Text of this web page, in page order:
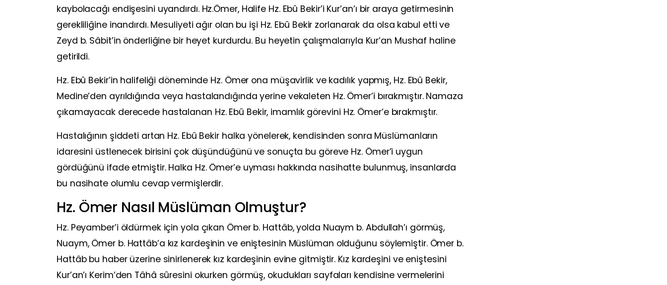
kaybolacağı endişesini uyandırdı. Hz.Ömer, Halife Hz. Ebû Bekir’i Kur’an’ı bir araya getirmesinin
gerekliliğine inandırdı. Mesuliyeti ağır olan bu işi Hz. Ebû Bekir zorlanarak da olsa kabul etti ve
Zeyd b. Sâbit’in önderliğine bir heyet kurdurdu. Bu heyetin çalışmalarıyla Kur’an Mushaf haline
getirildi.
Hz. Ebû Bekir’in halifeliği döneminde Hz. Ömer ona müşavirlik ve kadılık yapmış, Hz. Ebû Bekir,
Medine’den ayrıldığında veya hastalandığında yerine vekaleten Hz. Ömer’i bırakmıştır. Namaza
çıkamayacak derecede hastalanan Hz. Ebû Bekir, imamlık görevini Hz. Ömer’e bırakmıştır.
Hastalığının şiddeti artan Hz. Ebû Bekir halka yönelerek, kendisinden sonra Müslümanların
idaresini üstlenecek birisini çok düşündüğünü ve sonuçta bu göreve Hz. Ömer’i uygun
gördüğünü ifade etmiştir. Halka Hz. Ömer’e uyması hakkında nasihatte bulunmuş, insanlarda
bu nasihate olumlu cevap vermişlerdir.
Hz. Ömer Nasıl Müslüman Olmuştur?
Hz. Peyamber’i öldürmek için yola çıkan Ömer b. Hattâb, yolda Nuaym b. Abdullah’ı görmüş,
Nuaym, Ömer b. Hattâb’a kız kardeşinin ve eniştesinin Müslüman olduğunu söylemiştir. Ömer b.
Hattâb bu haber üzerine sinirlenerek kız kardeşinin evine gitmiştir. Kız kardeşini ve eniştesini
Kur’an’ı Kerim’den Tâhâ sûresini okurken görmüş, okudukları sayfaları kendisine vermelerini